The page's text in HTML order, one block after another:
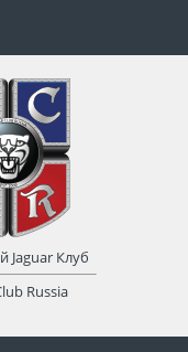
Jaguar Клуб
Russia